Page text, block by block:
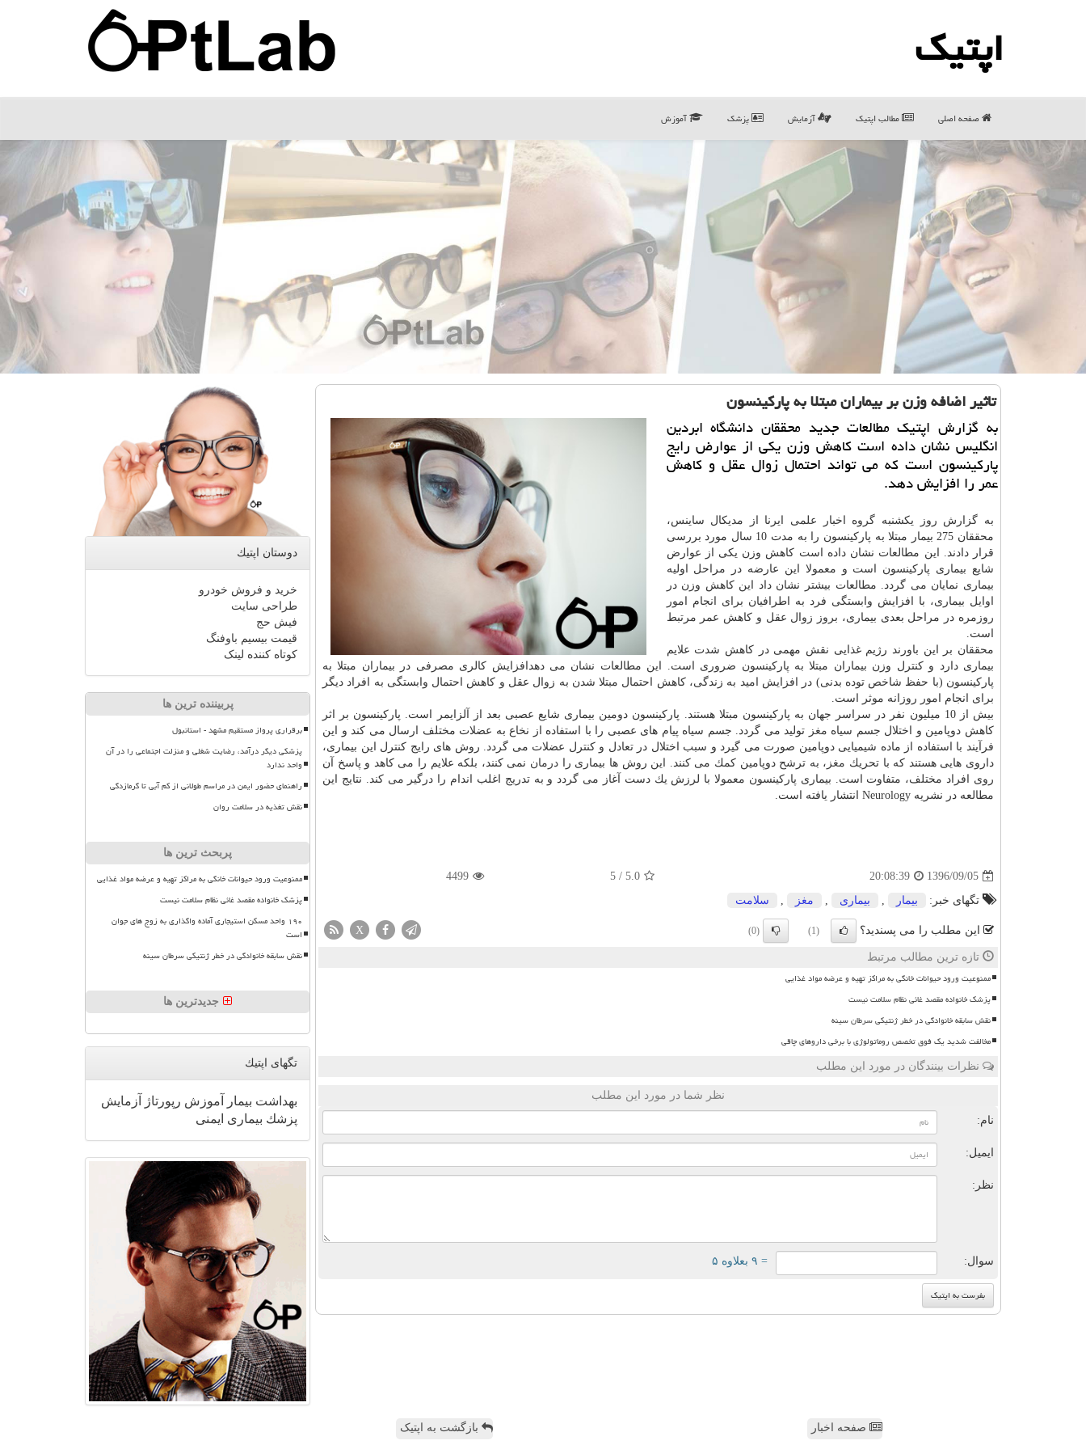
اپتیك
صفحه اصلی مطالب اپتیك آزمایش پزشک آموزش
تاثیر اضافه وزن بر بیماران مبتلا به پاركینسون
به گزارش اپتیك مطالعات جدید محققان دانشگاه ابردین
انگلیس نشان داده است كاهش وزن یكی از عوارض رایج
پاركینسون است كه می تواند احتمال زوال عقل و كاهش
عمر را افزایش دهد.
به گزارش روز یكشنبه گروه اخبار علمی ایرنا از مدیكال ساینس،
محققان 275 بیمار مبتلا به پاركینسون را به مدت 10 سال مورد بررسی
قرار دادند. این مطالعات نشان داده است كاهش وزن یكی از عوارض
شایع بیماری پاركینسون است و معمولا این عارضه در مراحل اولیه
بیماری نمایان می گردد. مطالعات بیشتر نشان داد این كاهش وزن در
اوایل بیماری، با افزایش وابستگی فرد به اطرافیان برای انجام امور
روزمره در مراحل بعدی بیماری، بروز زوال عقل و كاهش عمر مرتبط
است.
محققان بر این باورند رژیم غذایی نقش مهمی در كاهش شدت علایم
بیماری دارد و كنترل وزن بیماران مبتلا به پاركینسون ضروری است. این مطالعات نشان می دهدافزایش كالری مصرفی در بیماران مبتلا به
پاركینسون (با حفظ شاخص توده بدنی) در افزایش امید به زندگی، كاهش احتمال مبتلا شدن به زوال عقل و كاهش احتمال وابستگی به افراد دیگر
برای انجام امور روزانه موثر است.
بیش از 10 میلیون نفر در سراسر جهان به پاركینسون مبتلا هستند. پاركینسون دومین بیماری شایع عصبی بعد از آلزایمر است. پاركینسون بر اثر
كاهش دوپامین و اختلال جسم سیاه مغز تولید می گردد. جسم سیاه پیام های عصبی را با استفاده از نخاع به عضلات مختلف ارسال می كند و این
فرآیند با استفاده از ماده شیمیایی دوپامین صورت می گیرد و سبب اختلال در تعادل و كنترل عضلات می گردد. روش های رایج كنترل این بیماری،
داروی هایی هستند كه با تحریك مغز ، به ترشح دوپامین كمك می كنند. این روش ها بیماری را درمان نمی كنند، بلكه علایم را می كاهد و پاسخ آن
روی افراد مختلف، متفاوت است. بیماری پاركینسون معمولا با لرزش یك دست آغاز می گردد و به تدریج اغلب اندام را درگیر می كند. نتایج این
مطالعه در نشریه Neurology انتشار یافته است.
1396/09/05
20:08:39
5.0
/
5
4499
تگهای خبر: بیمار , بیماری , مغز , سلامت
این مطلب را می پسندید؟ (1)
(0)
X
تازه ترین مطالب مرتبط
ممنوعیت ورود حیوانات خانگی به مراکز تهیه و عرضه مواد غذایی
پزشک خانواده مقصد غائی نظام سلامت نیست
نقش سابقه خانوادگی در خطر ژنتیکی سرطان سینه
مخالفت شدید یک فوق تخصص روماتولوژی با برخی داروهای چاقی
نظرات بینندگان در مورد این مطلب
نظر شما در مورد این مطلب
نام:
ایمیل:
نظر:
سوال: = ۹ بعلاوه ۵
دوستان اپتیك
خرید و فروش خودرو
طراحی سایت
فیش حج
قیمت بیسیم باوفنگ
کوتاه کننده لینک
پربیننده ترین ها
برقراری پرواز مستقیم مشهد - استانبول
پزشکی دیگر درآمد، رضایت شغلی و منزلت اجتماعی را در آن
واحد ندارد
راهنمای حضور ایمن در مراسم طولانی از کم آبی تا گرمازدگی
نقش تغذیه در سلامت روان
پربحث ترین ها
ممنوعیت ورود حیوانات خانگی به مراکز تهیه و عرضه مواد غذایی
پزشک خانواده مقصد غائی نظام سلامت نیست
۱۹۰ واحد مسکن استیجاری آماده واگذاری به زوج های جوان
است
نقش سابقه خانوادگی در خطر ژنتیکی سرطان سینه
جدیدترین ها
تگهای اپتیك
بهداشت بیمار آموزش رپورتاژ
آزمایش
پزشك بیماری ایمنی
صفحه اخبار بازگشت به اپتیک